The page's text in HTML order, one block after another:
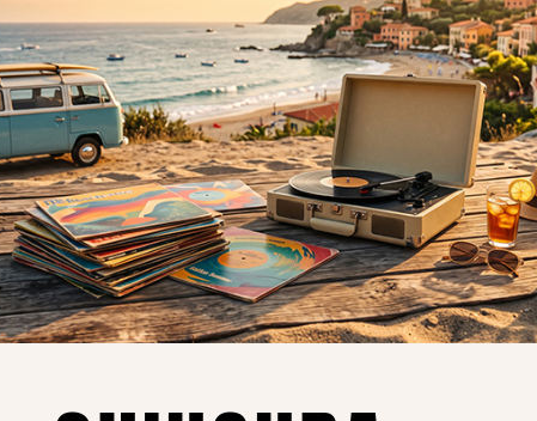
essere interessati!
dei
Privacy
Privacy Policy
Cookie Policy (UE)